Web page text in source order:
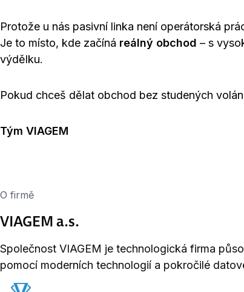
Protože u nás pasivní linka není operátorská
Je to místo, kde začíná reálný obchod – s
výdělku.
Pokud chceš dělat obchod bez studených
Tým VIAGEM
O firmě
VIAGEM a.s.
Společnost VIAGEM je technologická firma
pomocí moderních technologií a pokročilé